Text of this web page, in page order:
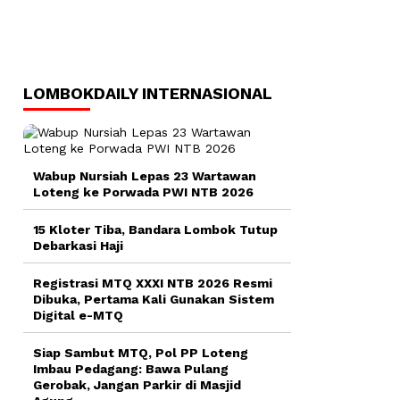
LOMBOKDAILY INTERNASIONAL
Wabup Nursiah Lepas 23 Wartawan
Loteng ke Porwada PWI NTB 2026
15 Kloter Tiba, Bandara Lombok Tutup
Debarkasi Haji
Registrasi MTQ XXXI NTB 2026 Resmi
Dibuka, Pertama Kali Gunakan Sistem
Digital e-MTQ
Siap Sambut MTQ, Pol PP Loteng
Imbau Pedagang: Bawa Pulang
Gerobak, Jangan Parkir di Masjid